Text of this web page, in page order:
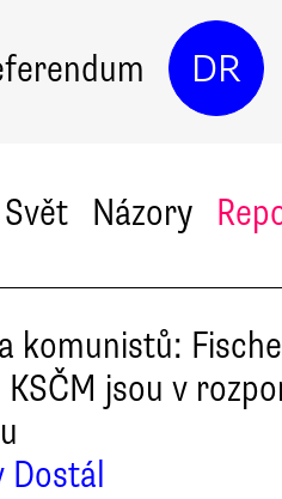
DR
Svět Názory
komunistů:
jsou v
Dostál